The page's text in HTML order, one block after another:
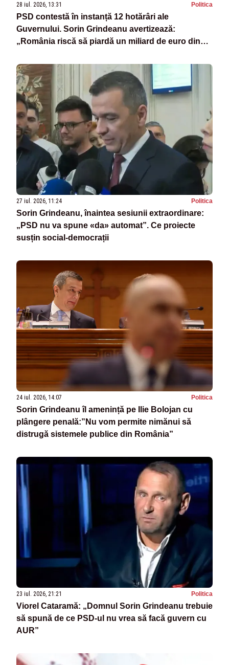
28 iul. 2026, 13:31 Politica
PSD contestă în instanță 12 hotărâri ale
Guvernului. Sorin Grindeanu avertizează:
„România riscă să piardă un miliard de euro din
27 iul. 2026, 11:24 Politica
Sorin Grindeanu, înaintea sesiunii extraordinare:
„PSD nu va spune «da» automat”. Ce proiecte
susțin social-democrații
24 iul. 2026, 14:07 Politica
Sorin Grindeanu îl amenință pe Ilie Bolojan cu
plângere penală:”Nu vom permite nimănui să
distrugă sistemele publice din România”
23 iul. 2026, 21:21 Politica
Viorel Cataramă: „Domnul Sorin Grindeanu trebuie
să spună de ce PSD-ul nu vrea să facă guvern cu
AUR”